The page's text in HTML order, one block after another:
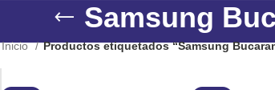
Samsung
Inicio Productos etiquetados “Samsung